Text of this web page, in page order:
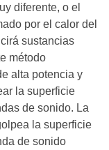
diferente, o el
por el calor del
sustancias
método
alta potencia y
la superficie
de sonido. La
la superficie
de sonido